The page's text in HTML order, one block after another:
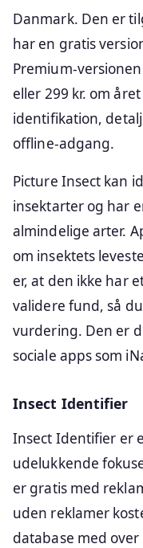
Danmark. Den er
har en gratis
Premium-
eller 299 kr. om
identifikation,
offline-adgang.
Picture Insect kan
insektarter og har
almindelige arter.
om insektets
er, at den ikke har
validere fund, så
vurdering. Den er
sociale apps som
Insect Identifier
Insect Identifier er
udelukkende
er gratis med
uden reklamer
database med